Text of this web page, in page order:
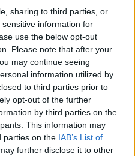
sharing to third parties, or
information for
use the below opt-out
Please note that after your
may continue seeing
information utilized by
to third parties prior to
opt-out of the further
by third parties on the
This information may
parties on the IAB’s List of
further disclose it to other
Sportas
Prieš varžybas jūroje